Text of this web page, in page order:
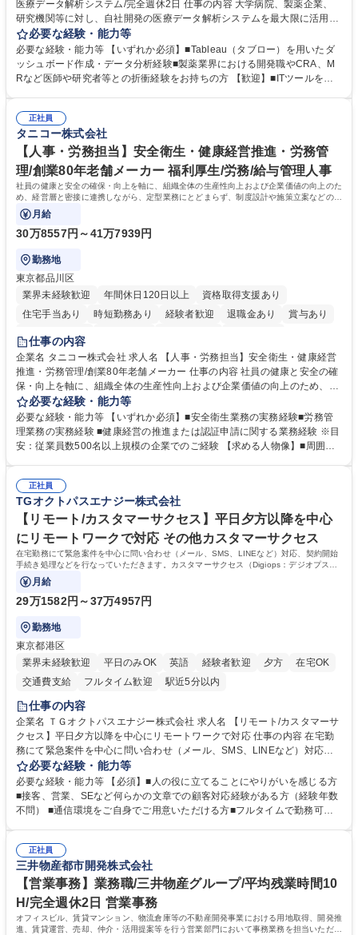
医療データ解析システム/完全週休2日 仕事の内容 大学病院、製薬企業、
研究機関等に対し、自社開発の医療データ解析システムを最大限に活用
し、研究成果を最大化していただくための導入後サポートや解析コンサル
ティング、活用アドバイス業務等をお任せします。 ■活用コンサルティン
グ：疾患再発率の調査や薬剤効果の可視化等の目的に合わせ、プラットフ
ォーム上で可能な解析手法を提案 ■オンボーディング：ツールの操作説明
療現場のDX化を推進するやりがいがあります。【業務内容の変更範囲】
当社の指定する業務 募集職種 【カスタマーサクセス】リモートメイン/医
療データ解析システム/完全週休2日
必要な経験・能力等
必要な経験・能力等 【いずれか必須】■Tableau（タブロー）を用いたダ
ッシュボード作成・データ分析経験■製薬業界における開発職やCRA、M
Rなど医師や研究者等との折衝経験をお持ちの方 【歓迎】■ITツールを用
ート体制を構築しています。 【採用背景】導入先が急増しており、専任の
カスタマーサクセス組織を強化するための増員採用です。営業担当からの
丁寧なOJTがあり、医療データ解析の専門知識をキャッチアップできる環
境です。社会貢献性の高い分野で専門性を磨きたい方を歓迎します。 学
歴・資格 学歴：大学院 大学 高専 短大 専修学校 高校 語学力： 資格：
正社員
タニコー株式会社
【人事・労務担当】安全衛生・健康経営推進・労務管
理/創業80年老舗メーカー 福利厚生/労務/給与管理人事
社員の健康と安全の確保・向上を軸に、組織全体の生産性向上および企業価値の向上のた
め、経営層と密接に連携しながら、定型業務にとどまらず、制度設計や施策立案などの上
流工程から関与していただきます。
月給
30万8557円～41万7939円
勤務地
東京都品川区
業界未経験歓迎
年間休日120日以上
資格取得支援あり
住宅手当あり
時短勤務あり 経験者歓迎 退職金あり
賞与あり
完全週休2日制
寮・社宅あり
仕事の内容
企業名 タニコー株式会社 求人名 【人事・労務担当】安全衛生・健康経営
推進・労務管理/創業80年老舗メーカー 仕事の内容 社員の健康と安全の確
保・向上を軸に、組織全体の生産性向上および企業価値の向上のため、経
営層と密接に連携しながら、定型業務にとどまらず、制度設計や施策立案
などの上流工程から関与していただきます。 【主な業務内容】■安全衛生
業務（ストレスチェック、健康診断の運用、産業医との連携 など）■健康
経営認証取得に向けた企画・推進■労務管理（労働時間の分析、労働環境
を底上げすべく、ともにご活躍いただける方の増員募集となります。 募集
職種 【人事・労務担当】安全衛生・健康経営推進・労務管理/創業80年老
舗メーカー
必要な経験・能力等
必要な経験・能力等 【いずれか必須】■安全衛生業務の実務経験■労務管
理業務の実務経験 ■健康経営の推進または認証申請に関する業務経験 ※目
安：従業員数500名以上規模の企業でのご経験 【求める人物像】■周囲
部門と連携しながら業務を推進できる方■Excelや労務管理システムの実務
使用経験をお持ちの方 学歴・資格 学歴：大学院 大学 高専 短大 専修学校
高校 語学力： 資格：
正社員
TGオクトパスエナジー株式会社
【リモート/カスタマーサクセス】平日夕方以降を中心
にリモートワークで対応 その他カスタマーサクセス
在宅勤務にて緊急案件を中心に問い合わせ（メール、SMS、LINEなど）対応、契約開始
手続き処理などを行なっていただきます。カスタマーサクセス（Digiops：デジオプス）
と運用構築の業務となります。
月給
29万1582円～37万4957円
勤務地
東京都港区
業界未経験歓迎
平日のみOK 英語 経験者歓迎 夕方
在宅OK
交通費支給
フルタイム歓迎 駅近5分以内
仕事の内容
企業名 ＴＧオクトパスエナジー株式会社 求人名 【リモート/カスタマーサ
クセス】平日夕方以降を中心にリモートワークで対応 仕事の内容 在宅勤
務にて緊急案件を中心に問い合わせ（メール、SMS、LINEなど）対応、
契約開始手続き処理などを行なっていただきます。カスタマーサクセス
（Digiops：デジオプス）と運用構築の業務となります。 ■お問い合わせ
対応業務全般（システム入力、契約手続き含む） ■デジタルコミュニケー
ションツール（メール、SMS、LINE等）を使用 ■お客様のニーズに応じた
添ってサービス提供できることが魅力 募集職種 【リモート/カスタマーサ
クセス】平日夕方以降を中心にリモートワークで対応
必要な経験・能力等
必要な経験・能力等 【必須】■人の役に立てることにやりがいを感じる方
■接客、営業、SEなど何らかの文章での顧客対応経験がある方（経験年数
不問） ■通信環境をご自身でご用意いただける方■フルタイムで勤務可能
境に貢献したい■改善提案や改善アクション等新しいことに意欲がある方
【英語（語学力）】■翻訳ツールを用い英語でコミュニケーションをとる
ことに抵抗がない方■英語は話せなくても問題はありませんが、英語が話
せますと、よりチャンスが広がります。※日本語がネイティブレベル必須
学歴・資格 学歴：大学院 大学 高専 短大 専修学校 高校 語学力： 資格：
正社員
三井物産都市開発株式会社
【営業事務】業務職/三井物産グループ/平均残業時間10
H/完全週休2日 営業事務
オフィスビル、賃貸マンション、物流倉庫等の不動産開発事業における用地取得、開発推
進、賃貸運営、売却、仲介・活用提案等を行う営業部門において事務業務を担当いただき